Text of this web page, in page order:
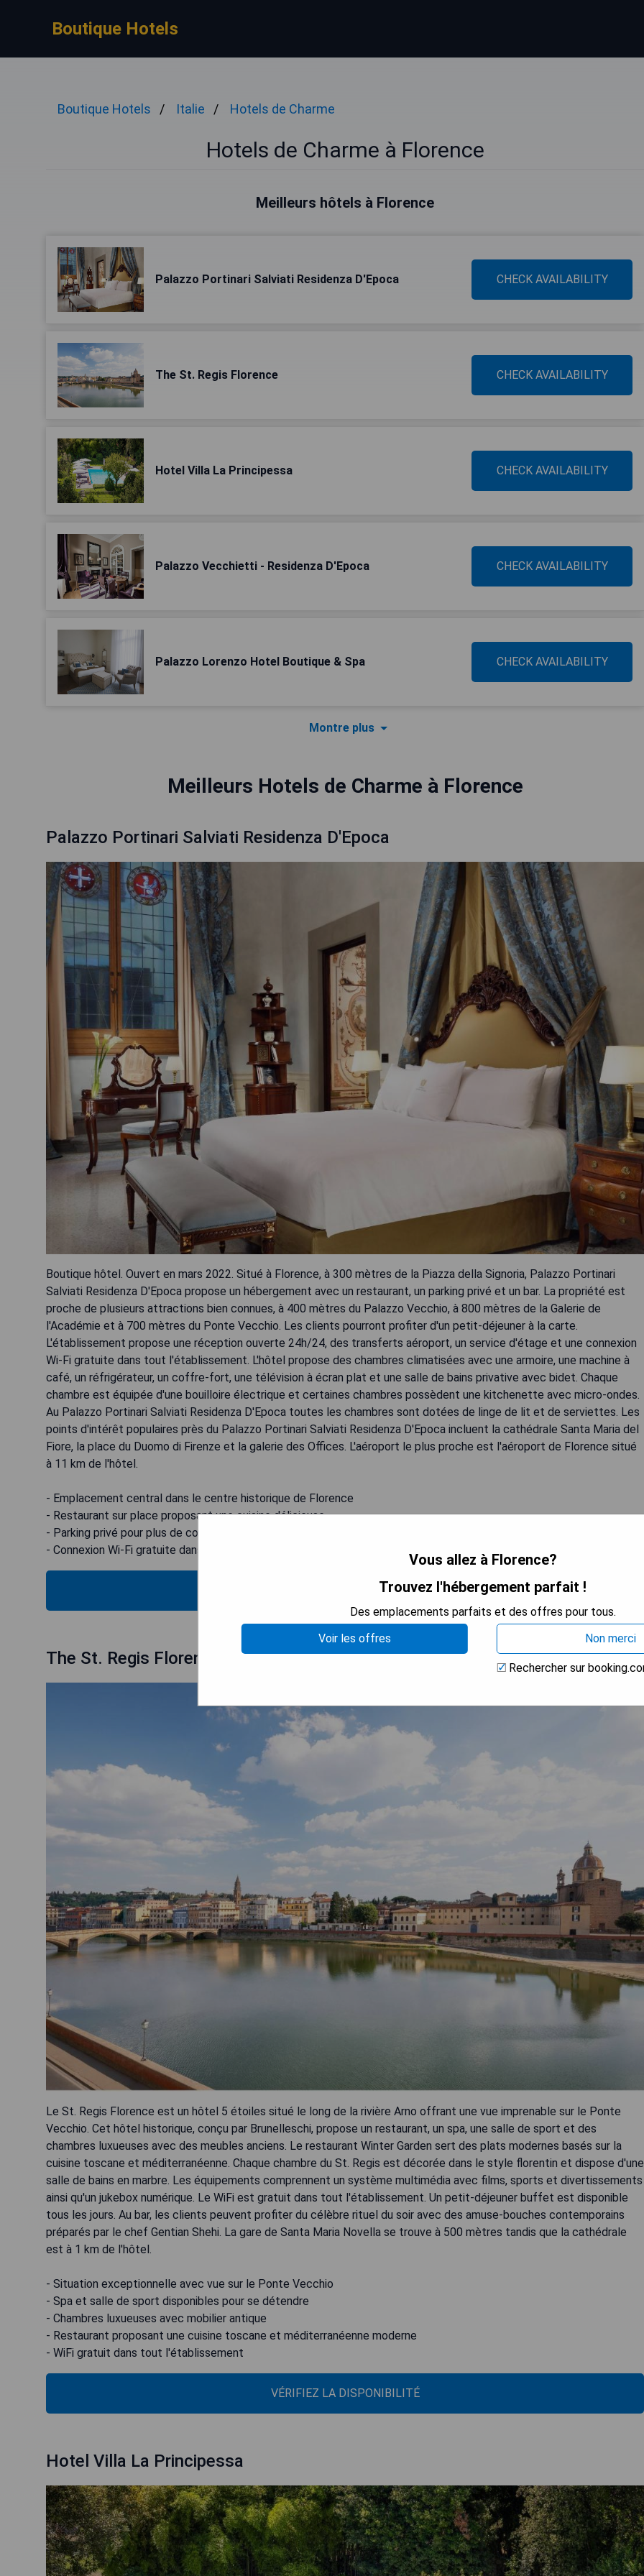
Boutique Hotels
Boutique Hotels Italie Hotels de Charme
Hotels de Charme à Florence
Meilleurs hôtels à Florence
Palazzo Portinari Salviati Residenza D'Epoca CHECK AVAILABILITY
The St. Regis Florence CHECK AVAILABILITY
Hotel Villa La Principessa CHECK AVAILABILITY
Palazzo Vecchietti - Residenza D'Epoca CHECK AVAILABILITY
Palazzo Lorenzo Hotel Boutique & Spa CHECK AVAILABILITY
Montre plus
Meilleurs Hotels de Charme à Florence
Palazzo Portinari Salviati Residenza D'Epoca
Boutique hôtel. Ouvert en mars 2022. Situé à Florence, à 300 mètres de la Piazza della Signoria, Palazzo Portinari
Salviati Residenza D'Epoca propose un hébergement avec un restaurant, un parking privé et un bar. La propriété est
proche de plusieurs attractions bien connues, à 400 mètres du Palazzo Vecchio, à 800 mètres de la Galerie de
l'Académie et à 700 mètres du Ponte Vecchio. Les clients pourront profiter d'un petit-déjeuner à la carte.
L'établissement propose une réception ouverte 24h/24, des transferts aéroport, un service d'étage et une connexion
Wi-Fi gratuite dans tout l'établissement. L'hôtel propose des chambres climatisées avec une armoire, une machine à
café, un réfrigérateur, un coffre-fort, une télévision à écran plat et une salle de bains privative avec bidet. Chaque
chambre est équipée d'une bouilloire électrique et certaines chambres possèdent une kitchenette avec micro-ondes.
Au Palazzo Portinari Salviati Residenza D'Epoca toutes les chambres sont dotées de linge de lit et de serviettes. Les
points d'intérêt populaires près du Palazzo Portinari Salviati Residenza D'Epoca incluent la cathédrale Santa Maria del
Fiore, la place du Duomo di Firenze et la galerie des Offices. L'aéroport le plus proche est l'aéroport de Florence situé
à 11 km de l'hôtel.
- Emplacement central dans le centre historique de Florence
- Restaurant sur place proposant une cuisine délicieuse
- Parking privé pour plus de commodité
- Connexion Wi-Fi gratuite dans tout l'établissement
VÉRIFIEZ LA DISPONIBILITÉ
The St. Regis Florence
Le St. Regis Florence est un hôtel 5 étoiles situé le long de la rivière Arno offrant une vue imprenable sur le Ponte
Vecchio. Cet hôtel historique, conçu par Brunelleschi, propose un restaurant, un spa, une salle de sport et des
chambres luxueuses avec des meubles anciens. Le restaurant Winter Garden sert des plats modernes basés sur la
cuisine toscane et méditerranéenne. Chaque chambre du St. Regis est décorée dans le style florentin et dispose d'une
salle de bains en marbre. Les équipements comprennent un système multimédia avec films, sports et divertissements
ainsi qu'un jukebox numérique. Le WiFi est gratuit dans tout l'établissement. Un petit-déjeuner buffet est disponible
tous les jours. Au bar, les clients peuvent profiter du célèbre rituel du soir avec des amuse-bouches contemporains
préparés par le chef Gentian Shehi. La gare de Santa Maria Novella se trouve à 500 mètres tandis que la cathédrale
est à 1 km de l'hôtel.
- Situation exceptionnelle avec vue sur le Ponte Vecchio
- Spa et salle de sport disponibles pour se détendre
- Chambres luxueuses avec mobilier antique
- Restaurant proposant une cuisine toscane et méditerranéenne moderne
- WiFi gratuit dans tout l'établissement
VÉRIFIEZ LA DISPONIBILITÉ
Hotel Villa La Principessa
Vous allez à Florence?
Trouvez l'hébergement parfait !
Des emplacements parfaits et des offres pour tous.
Voir les offres
Non merci
Rechercher sur